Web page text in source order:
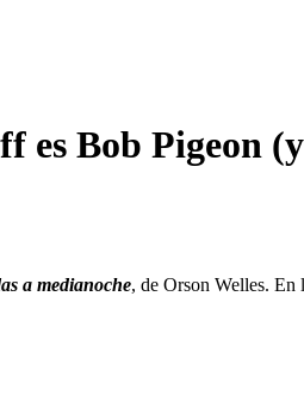
es Bob Pigeon
a medianoche, de Orson Welles. En